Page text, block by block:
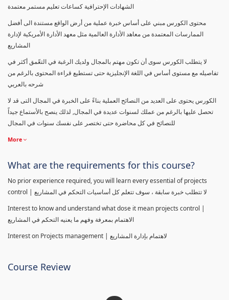
الشهادات الإحترافية كساعات تعليم مستمر معتمدة
محتوى الكورس مبني على أساس خبرة عملية من أرض الواقع مستندة الى أفضل
الممارسات المعتمدة من معاهد الأدارة العالمية مثل معهد الأدارة الأمريكية لإدارة
المشاريع
لا يتطلب الكورس سوى أن تكون مهتم بالمجال ولديك الرغبة في التعّمق أكثر في
تفاصيله مع مستوى أساس في اللغة الإنجليزية حتى تستطيع قراءة المحتوى بالرغم من
شرحه بالعربي
الكورس يحتوى على العديد من النصائح العملية بناءً على الخبرة في المجال التى قد لا
تحصل عليها بالرغم من عملك لسنوات عديدة في المجال, لذلك ينصح بالأستماع جيداً
للنصائح في كل محاضرة حتى تختصر على نفسك سنوات في المجال
More
What are the requirements for this course?
No prior experience required, you will learn every essential of projects
control | لا تتطلب خبرة سابقة ، سوف تتعلم كل أساسيات التحكم في المشاريع
Interest to know and understand what dose it mean projects control |
الاهتمام بمعرفة وفهم ما يعنيه التحكم في المشاريع
Interest on Projects management | لاهتمام بإدارة المشاريع
Course Review